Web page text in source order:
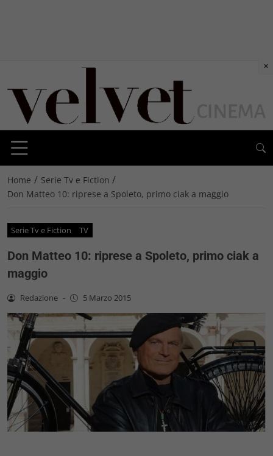
Home / Serie Tv e Fiction /
Don Matteo 10: riprese a Spoleto, primo ciak a maggio
Serie Tv e Fiction TV
Don Matteo 10: riprese a Spoleto, primo ciak a
maggio
Redazione - 5 Marzo 2015
×